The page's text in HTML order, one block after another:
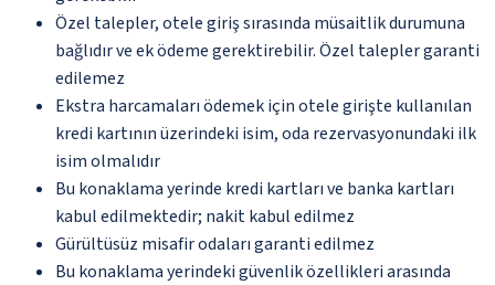
Özel talepler, otele giriş sırasında müsaitlik durumuna
bağlıdır ve ek ödeme gerektirebilir. Özel talepler garanti
edilemez
Ekstra harcamaları ödemek için otele girişte kullanılan
kredi kartının üzerindeki isim, oda rezervasyonundaki ilk
isim olmalıdır
Bu konaklama yerinde kredi kartları ve banka kartları
kabul edilmektedir; nakit kabul edilmez
Gürültüsüz misafir odaları garanti edilmez
Bu konaklama yerindeki güvenlik özellikleri arasında